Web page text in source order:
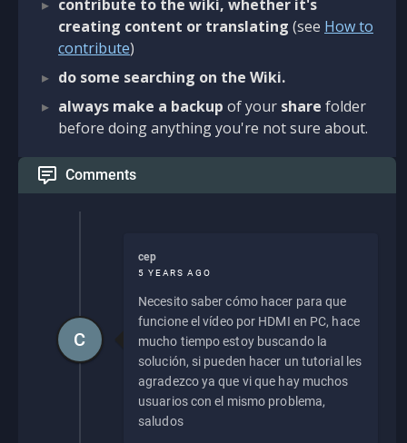
contribute to the wiki, whether it's
creating content or translating (see How to
contribute)
do some searching on the Wiki.
always make a backup of your share folder
before doing anything you're not sure about.
Comments
cep
5 YEARS AGO
Necesito saber cómo hacer para que
funcione el vídeo por HDMI en PC, hace
mucho tiempo estoy buscando la
solución, si pueden hacer un tutorial les
agradezco ya que vi que hay muchos
usuarios con el mismo problema,
saludos
C